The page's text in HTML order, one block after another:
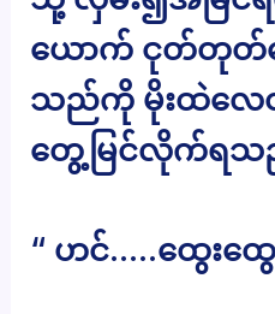
ယောက် ငုတ်တုတ်
သည်ကို မိုးထဲလ
တွေ့မြင်လိုက်ရသ
“ ဟင်…..ထွေးထွေ